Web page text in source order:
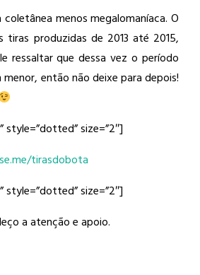
menos megalomaníaca. O
tiras produzidas de 2013 até 2015,
ressaltar que dessa vez o período
então não deixe para depois!
size=”2″]
tirasdobota
size=”2″]
a atenção e apoio.